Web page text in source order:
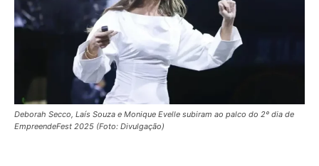
Deborah Secco, Laís Souza e Monique Evelle subiram ao palco do 2º dia de
EmpreendeFest 2025 (Foto: Divulgação)